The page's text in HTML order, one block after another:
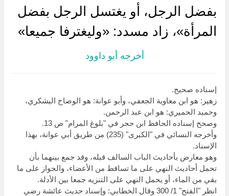
بفضل الرجل، أو يغتسل الرجل بفضل
المرأة»، زاد مسدد: «وليغترفا جميعا»
أخرجه أبو داوود
إسناده صحيح.
زهير: هو ابن معاوية الجعفي، وأبو عوانة: هو الوضاح اليشكري،
وحميد الحميري: هو ابن عبد الرحمن.
وصحح إسناده الحافظ ابن حجر في "بلوغ المرام" ص 13.
وأخرجه النسائي في "الكبرى" (235) من طريق أبي عوانة، بهذا
الإسناد.
وهو معارض بأحاديث الباب السالف قبله، وقد جمع بينهما بأن
تحمل أحاديث النهي على ما تساقط من الأعضاء، والجواز على ما
بقي من الماء، أو يحمل النهي على التنزيه جمعا بين الأدلة.
انظر "الفتح" 1/ 300 وقال الخطابي: وإسناد حديث عائشة رضي